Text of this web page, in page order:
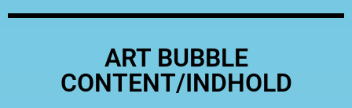
ART BUBBLE
CONTENT/INDHOLD